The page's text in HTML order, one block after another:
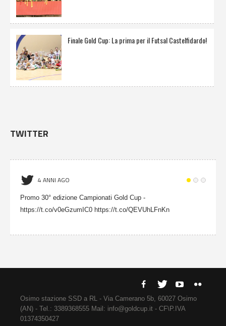
Finale Gold Cup: La prima per il Futsal Castelfidardo!
TWITTER
4 ANNI AGO
Promo 30° edizione Campionati Gold Cup -
https://t.co/v0eGzumIC0 https://t.co/QEVUhLFnKn
Osimo stazione SSD a RL - Via Camerano 5b, 60027 Osimo
(AN) - Tel.: 3389368555 Mail: info@goldcup.it - CF\P.IVA
01374350427